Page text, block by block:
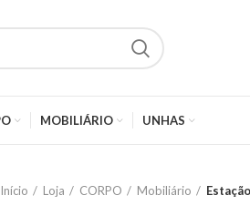
MOBILIÁRIO UNHAS
Início Loja CORPO Mobiliário